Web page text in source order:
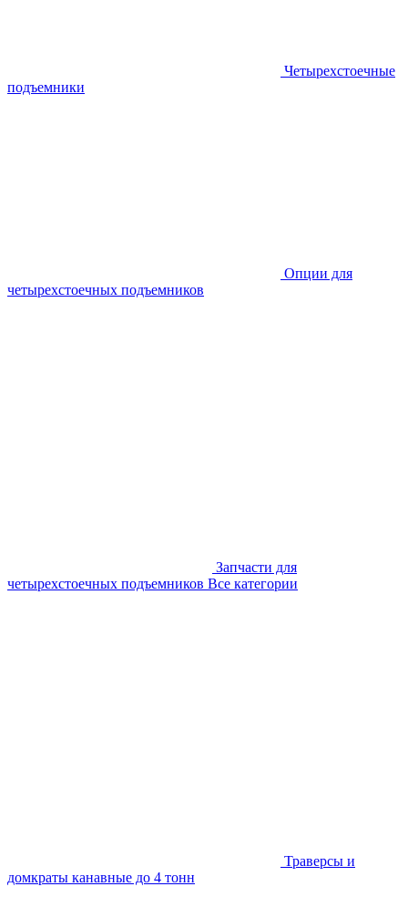
Четырехстоечные
подъемники
Опции для
четырехстоечных подъемников
Запчасти для
четырехстоечных подъемников Все категории
Траверсы и
домкраты канавные до 4 тонн